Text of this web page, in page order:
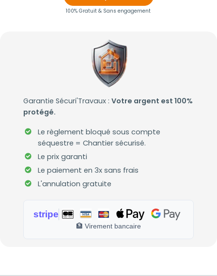
100% Gratuit & Sans engagement
Garantie Sécuri'Travaux : Votre argent est 100%
protégé.
Le règlement bloqué sous compte
séquestre = Chantier sécurisé.
Le prix garanti
Le paiement en 3x sans frais
L'annulation gratuite
stripe
🏦 Virement bancaire